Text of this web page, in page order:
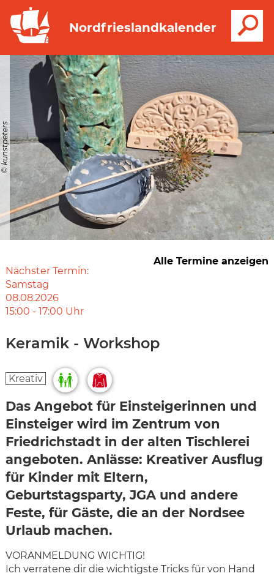
Nordfrieslandkalender
© kunstpeters
Nächster Termin:
Samstag
08.08.2026
15:00 - 17:00 Uhr
Alle Termine anzeigen
Keramik - Workshop
Kreativ
Das Angebot für Einsteigerinnen und
Einsteiger wird im Zentrum von
Friedrichstadt in der alten Tischlerei
angeboten. Anlässe: Kreativer Ausflug
für Kinder mit Eltern,
Geburtstagsparty, JGA und andere
Feste, für Gäste, die an der Nordsee
Urlaub machen.
VORANMELDUNG WICHTIG!
Ich verratene dir die wichtigste Tricks für von Hand